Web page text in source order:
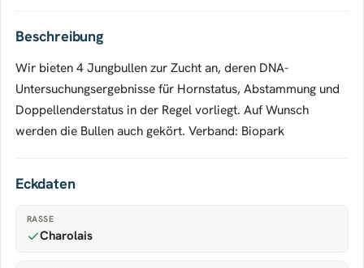
Beschreibung
Wir bieten 4 Jungbullen zur Zucht an, deren DNA-
Untersuchungsergebnisse für Hornstatus, Abstammung und
Doppellenderstatus in der Regel vorliegt. Auf Wunsch
werden die Bullen auch gekört. Verband: Biopark
Eckdaten
RASSE
Charolais